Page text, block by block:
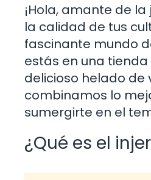
¡Hola, amante de
la calidad de tus
fascinante mundo
estás en una
delicioso helado de
combinamos lo
sumergirte en el
¿Qué es el